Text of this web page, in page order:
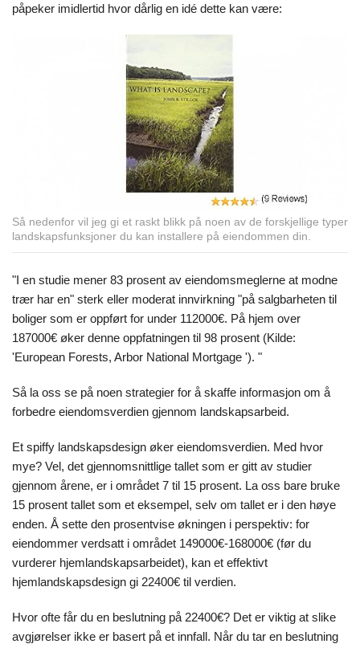
påpeker imidlertid hvor dårlig en idé dette kan være:
Så nedenfor vil jeg gi et raskt blikk på noen av de forskjellige typer
landskapsfunksjoner du kan installere på eiendommen din.
"I en studie mener 83 prosent av eiendomsmeglerne at modne
trær har en" sterk eller moderat innvirkning "på salgbarheten til
boliger som er oppført for under 112000€. På hjem over
187000€ øker denne oppfatningen til 98 prosent (Kilde:
'European Forests, Arbor National Mortgage '). "
Så la oss se på noen strategier for å skaffe informasjon om å
forbedre eiendomsverdien gjennom landskapsarbeid.
Et spiffy landskapsdesign øker eiendomsverdien. Med hvor
mye? Vel, det gjennomsnittlige tallet som er gitt av studier
gjennom årene, er i området 7 til 15 prosent. La oss bare bruke
15 prosent tallet som et eksempel, selv om tallet er i den høye
enden. Å sette den prosentvise økningen i perspektiv: for
eiendommer verdsatt i området 149000€-168000€ (før du
vurderer hjemlandskapsarbeidet), kan et effektivt
hjemlandskapsdesign gi 22400€ til verdien.
Hvor ofte får du en beslutning på 22400€? Det er viktig at slike
avgjørelser ikke er basert på et innfall. Når du tar en beslutning